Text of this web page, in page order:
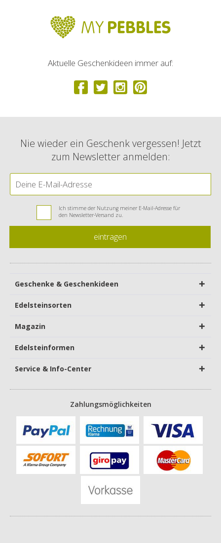
Aktuelle Geschenkideen immer auf:
Nie wieder ein Geschenk vergessen! Jetzt
zum Newsletter anmelden:
Ich stimme der Nutzung meiner E-Mail-Adresse für
den Newsletter-Versand zu.
eintragen
Geschenke & Geschenkideen
Edelsteinsorten
Magazin
Edelsteinformen
Service & Info-Center
Zahlungsmöglichkeiten